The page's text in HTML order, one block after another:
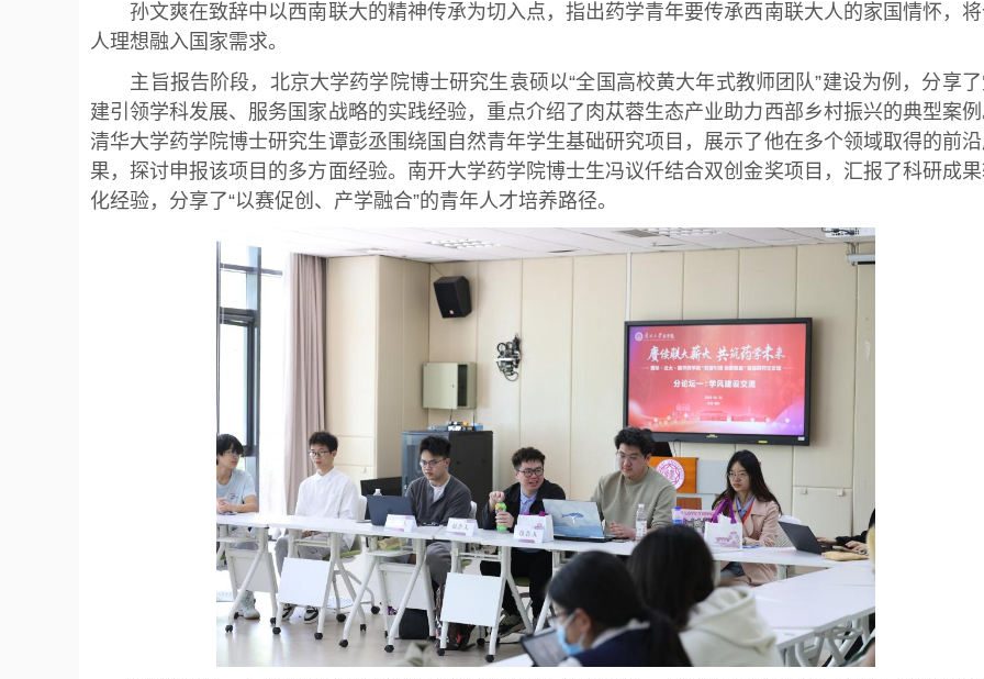
孙文爽在致辞中以西南联大的精神传承为切入点，指出药学青年要传承西南联大人的家国情怀，
人理想融入国家需求。
主旨报告阶段，北京大学药学院博士研究生袁硕以“全国高校黄大年式教师团队”建设为例，分享
建引领学科发展、服务国家战略的实践经验，重点介绍了肉苁蓉生态产业助力西部乡村振兴的典型案
清华大学药学院博士研究生谭彭丞围绕国自然青年学生基础研究项目，展示了他在多个领域取得的前
果，探讨申报该项目的多方面经验。南开大学药学院博士生冯议仟结合双创金奖项目，汇报了科研成
化经验，分享了“以赛促创、产学融合”的青年人才培养路径。